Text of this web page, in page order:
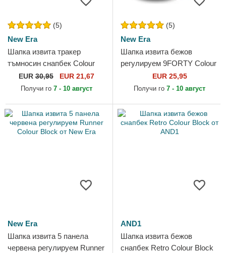
(5)
New Era
Шапка извита тракер
тъмносин снапбек Colour
Block A Frame на New York
Yankees MLB от New Era
EUR30,95 EUR 21,67
Получи го 7 - 10 август
(5)
New Era
Шапка извита бежов
регулируем 9FORTY Colour
Block на New York Yankees
MLB от New Era
EUR 25,95
Получи го 7 - 10 август
New Era
Шапка извита 5 панела
червена регулируем Runner
AND1
Шапка извита бежов
снапбек Retro Colour Block